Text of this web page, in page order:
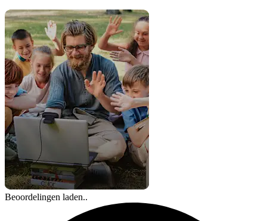
Beoordelingen laden..